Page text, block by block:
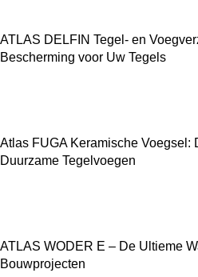
ATLAS DELFIN Tegel- en
Bescherming voor Uw Tegels
Atlas FUGA Keramische Voegsel:
Duurzame Tegelvoegen
ATLAS WODER E – De Ultieme
Bouwprojecten